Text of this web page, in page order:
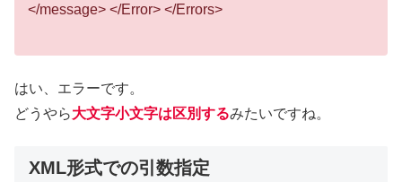
</message> </Error> </Errors>
はい、エラーです。
どうやら大文字小文字は区別するみたいですね。
XML形式での引数指定